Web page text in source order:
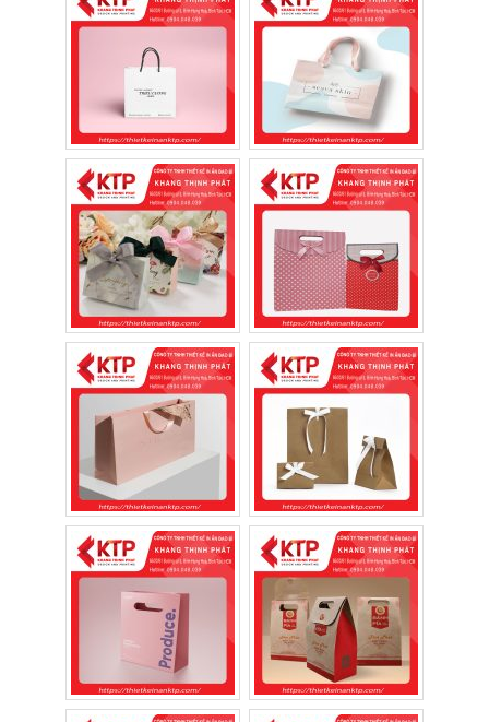
nghiệp trong mắt khách hàng và đối tác.
Bên cạnh đó, túi giấy còn giúp tăng giá trị
cảm nhận của sản phẩm. Một món quà được
đặt trong chiếc túi có thiết kế sang trọng sẽ
khiến người nhận cảm thấy được tôn trọng
và đánh giá cao hơn.
Không chỉ vậy, khi khách hàng mang túi giấy
ra ngoài, hình ảnh thương hiệu cũng được
lan tỏa đến nhiều người xung quanh. Đây là
cách quảng bá đơn giản nhưng mang lại
hiệu quả lâu dài mà nhiều doanh nghiệp
đang áp dụng.
2. Lợi ích của việc đặt in túi giấy
đựng quà
Ngày càng nhiều doanh nghiệp chuyển từ
túi nilon sang túi giấy vì những lợi ích thiết
thực mà sản phẩm này mang lại.
Thân thiện với môi trường
Túi giấy được sản xuất từ nguồn nguyên
liệu có khả năng tái chế và phân hủy nhanh
hơn túi nhựa. Việc sử dụng túi giấy không
chỉ góp phần giảm lượng rác thải nhựa mà